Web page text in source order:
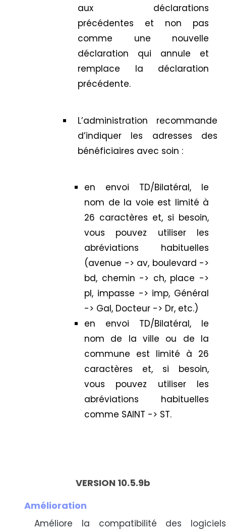
aux déclarations
précédentes et non pas
comme une nouvelle
déclaration qui annule et
remplace la déclaration
précédente.
L’administration recommande
d’indiquer les adresses des
bénéficiaires avec soin :
en envoi TD/Bilatéral, le
nom de la voie est limité à
26 caractères et, si besoin,
vous pouvez utiliser les
abréviations habituelles
(avenue -> av, boulevard ->
bd, chemin -> ch, place ->
pl, impasse -> imp, Général
-> Gal, Docteur -> Dr, etc.)
en envoi TD/Bilatéral, le
nom de la ville ou de la
commune est limité à 26
caractères et, si besoin,
vous pouvez utiliser les
abréviations habituelles
comme SAINT -> ST.
VERSION 10.5.9b
Amélioration
Améliore la compatibilité des logiciels